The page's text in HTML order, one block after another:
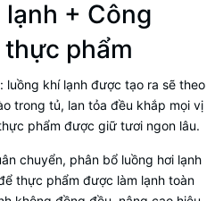
+ Công
phẩm
luồng khí lạnh được tạo ra sẽ theo
trong tủ, lan tỏa đều khắp mọi vị
phẩm được giữ tươi ngon lâu.
chuyển, phân bổ luồng hơi lạnh
thực phẩm được làm lạnh toàn